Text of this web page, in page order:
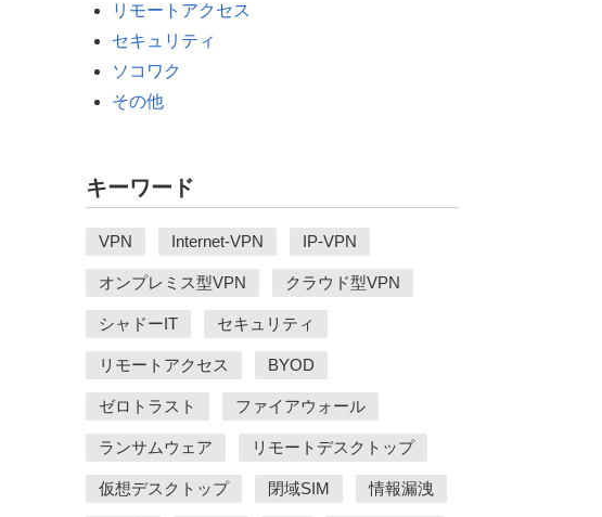
リモートアクセス
セキュリティ
ソコワク
その他
キーワード
VPN Internet-VPN IP-VPN
オンプレミス型VPN クラウド型VPN
シャドーIT セキュリティ
リモートアクセス BYOD
ゼロトラスト ファイアウォール
ランサムウェア リモートデスクトップ
仮想デスクトップ 閉域SIM 情報漏洩